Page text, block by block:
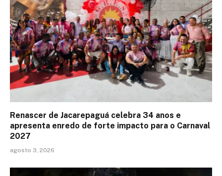
Renascer de Jacarepaguá celebra 34 anos e
apresenta enredo de forte impacto para o Carnaval
2027
agosto 3, 2026